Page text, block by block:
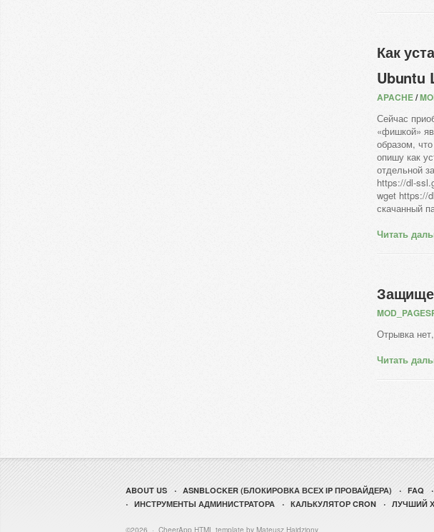
Как
Ubuntu
APACHE/
Сейчас
«фишкой»
образом,
опишу как
отдельной
https://dl-
wget https://
скачанный
Читать
Отрывка
Читать
ABOUT US ASNBLOCKER (БЛОКИРОВКА ВСЕХ IP ПРОВАЙДЕРА) FAQ
ИНСТРУМЕНТЫ АДМИНИСТРАТОРА
КАЛЬКУЛЯТОР CRON ЛУЧШИЙ
©2026 · CheerApp HTML template by Mateusz Hajdziony